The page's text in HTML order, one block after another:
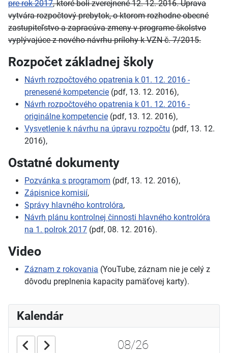
pre rok 2017, ktoré boli zverejnené 12. 12. 2016. Úprava
vytvára rozpočtový prebytok, o ktorom rozhodne obecné
zastupiteľstvo a zapracúva zmeny v programe školstvo
vyplývajúce z nového návrhu prílohy k VZN č. 7/2015.
Rozpočet základnej školy
Návrh rozpočtového opatrenia k 01. 12. 2016 -
prenesené kompetencie (pdf, 13. 12. 2016),
Návrh rozpočtového opatrenia k 01. 12. 2016 -
originálne kompetencie (pdf, 13. 12. 2016),
Vysvetlenie k návrhu na úpravu rozpočtu (pdf, 13. 12.
2016),
Ostatné dokumenty
Pozvánka s programom (pdf, 13. 12. 2016),
Zápisnice komisií,
Správy hlavného kontrolóra,
Návrh plánu kontrolnej činnosti hlavného kontrolóra
na 1. polrok 2017 (pdf, 08. 12. 2016).
Video
Záznam z rokovania (YouTube, záznam nie je celý z
dôvodu preplnenia kapacity pamäťovej karty).
Kalendár
08/26